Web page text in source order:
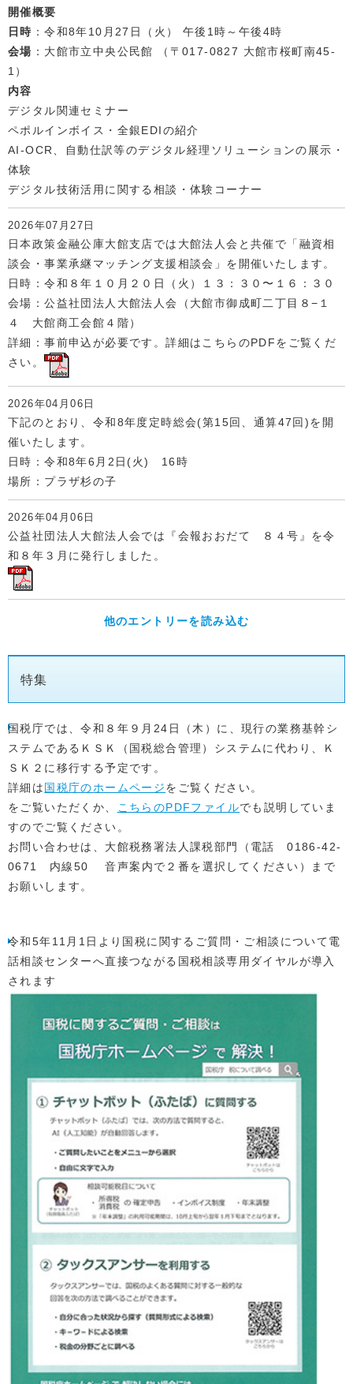
開催概要
日時 ：令和8年10月27日（火） 午後1時～午後4時
会場 ：大館市立中央公民館 （〒017-0827 大館市桜町南45-
1）
内容
デジタル関連セミナー
ペポルインボイス・全銀EDIの紹介
AI-OCR、自動仕訳等のデジタル経理ソリューションの展示・
体験
デジタル技術活用に関する相談・体験コーナー
2026年07月27日
日本政策金融公庫大館支店では大館法人会と共催で「融資相
談会・事業承継マッチング支援相談会」を開催いたします。
日時：令和８年１０月２０日（火）１３：３０〜１６：３０
会場：公益社団法人大館法人会（大館市御成町二丁目８−１
４ 大館商工会館４階）
詳細：事前申込が必要です。詳細はこちらのPDFをご覧くだ
さい。
2026年04月06日
下記のとおり、令和8年度定時総会(第15回、通算47回)を開
催いたします。
日時：令和8年6月2日(火) 16時
場所：プラザ杉の子
2026年04月06日
公益社団法人大館法人会では『会報おおだて ８４号』を令
和８年３月に発行しました。
他のエントリーを読み込む
特集
国税庁では、令和８年９月24日（木）に、現行の業務基幹シ
ステムであるＫＳＫ（国税総合管理）システムに代わり、Ｋ
ＳＫ２に移行する予定です。
詳細は国税庁のホームページをご覧ください。
をご覧いただくか、
こちらのPDFファイルでも説明していま
すのでご覧ください。
お問い合わせは、大館税務署法人課税部門（電話 0186-42-
0671 内線50 音声案内で２番を選択してください）まで
お願いします。
令和5年11月1日より国税に関するご質問・ご相談について電
話相談センターへ直接つながる国税相談専用ダイヤルが導入
されます